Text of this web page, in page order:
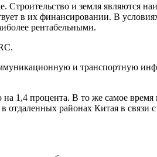
и земля являются
в их финансировании. В
рентабельными.
и транспортную
1,4 процента. В то же самое время
отдаленных районах Китая в связи